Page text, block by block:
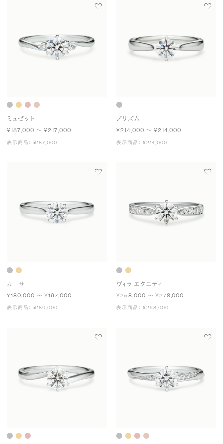
ミュゼット
¥187,000 〜 ¥217,000
表示商品： ¥187,000
プリズム
¥214,000 〜 ¥214,000
表示商品： ¥214,000
カーサ
¥180,000 〜 ¥197,000
表示商品： ¥180,000
ヴィラ エタニティ
¥258,000 〜 ¥278,000
表示商品： ¥258,000